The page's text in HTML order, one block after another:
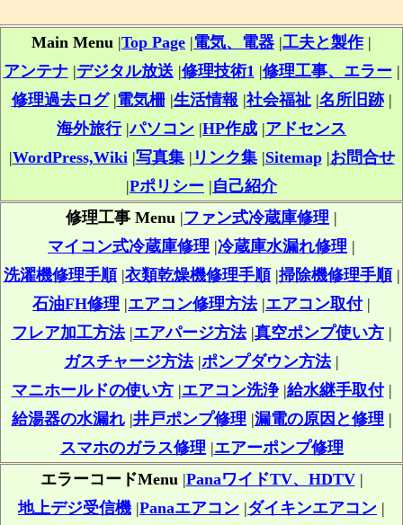
Main Menu |Top Page |電気、電器 |工夫と製作|
アンテナ|デジタル放送|修理技術1 |修理工事、エラー|
修理過去ログ|電気柵|生活情報 |社会福祉|名所旧跡|
海外旅行|パソコン |HP作成 |アドセンス
|WordPress,Wiki|写真集| リンク集|Sitemap|お問合せ
|Pポリシー |自己紹介
修理工事 Menu |ファン式冷蔵庫修理 |
マイコン式冷蔵庫修理 |冷蔵庫水漏れ修理 |
洗濯機修理手順|衣類乾燥機修理手順|掃除機修理手順|
石油FH修理 |エアコン修理方法|エアコン取付|
フレア加工方法|エアパージ方法|真空ポンプ使い方|
ガスチャージ方法|ポンプダウン方法|
マニホールドの使い方|エアコン洗浄|給水継手取付|
給湯器の水漏れ|井戸ポンプ修理 |漏電の原因と修理 |
スマホのガラス修理 |エアーポンプ修理
エラーコードMenu|PanaワイドTV、HDTV|
地上デジ受信機 |Panaエアコン |ダイキンエアコン |